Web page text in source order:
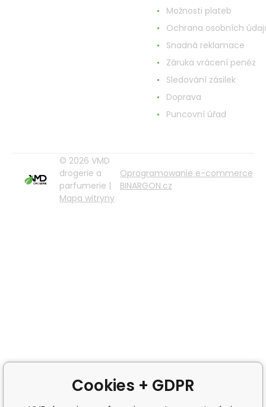
Možnosti plateb
Ochrana osobních
Snadná reklamace
Záruka vrácení peněz
Sledování zásilek
Doprava
Puncovní úřad
© 2026 VMD
drogerie a
parfumerie |
Mapa witryny
Oprogramowanie e-commerce
BINARGON.cz
Cookies + GDPR